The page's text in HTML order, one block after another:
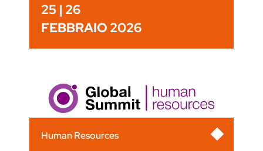
25 | 26
FEBBRAIO 2026
Human Resources